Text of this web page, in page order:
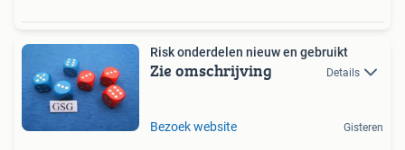
Risk onderdelen nieuw en gebruikt
Zie omschrijving Details
Bezoek website Gisteren